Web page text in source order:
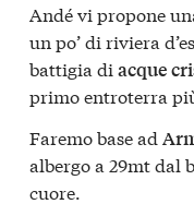
Andé vi propone
un po’ di riviera
battigia di acque
primo entroterra
Faremo base ad
albergo a 29mt dal
cuore.